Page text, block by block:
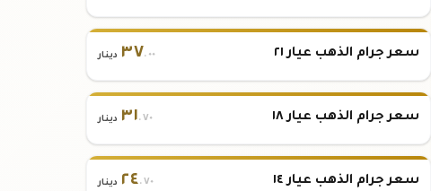
سعر جرام الذهب عيار ٢١ ٣٧.٠٠ دينار
سعر جرام الذهب عيار ١٨ ٣١.٧٠ دينار
سعر جرام الذهب عيار ١٤ ٢٤.٧٠ دينار